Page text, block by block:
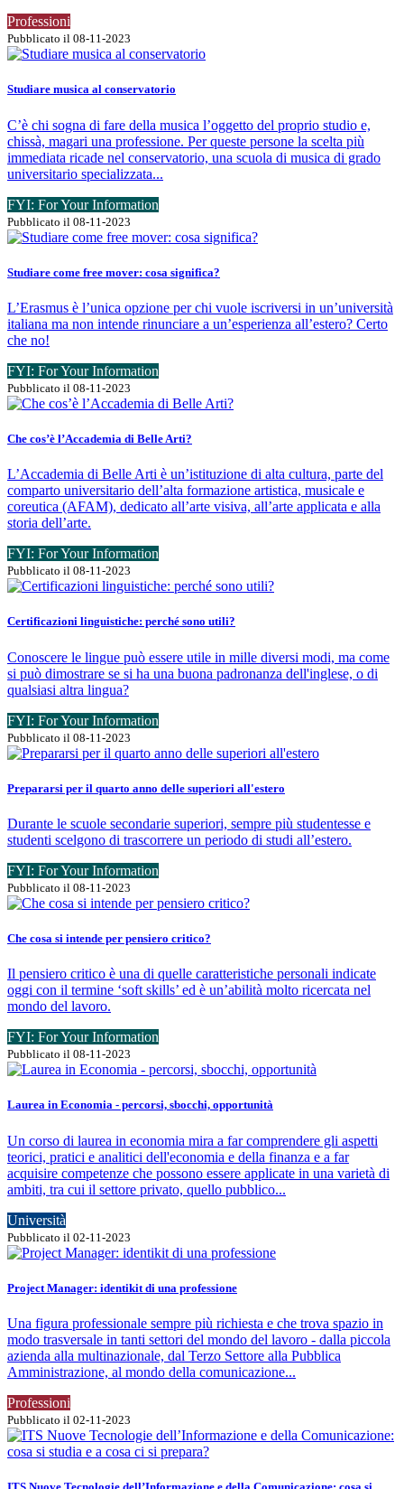
Professioni
Pubblicato il 08-11-2023
Studiare musica al conservatorio
C’è chi sogna di fare della musica l’oggetto del proprio studio e,
chissà, magari una professione. Per queste persone la scelta più
immediata ricade nel conservatorio, una scuola di musica di grado
universitario specializzata...
FYI: For Your Information
Pubblicato il 08-11-2023
Studiare come free mover: cosa significa?
L’Erasmus è l’unica opzione per chi vuole iscriversi in un’università
italiana ma non intende rinunciare a un’esperienza all’estero? Certo
che no!
FYI: For Your Information
Pubblicato il 08-11-2023
Che cos’è l’Accademia di Belle Arti?
L’Accademia di Belle Arti è un’istituzione di alta cultura, parte del
comparto universitario dell’alta formazione artistica, musicale e
coreutica (AFAM), dedicato all’arte visiva, all’arte applicata e alla
storia dell’arte.
FYI: For Your Information
Pubblicato il 08-11-2023
Certificazioni linguistiche: perché sono utili?
Conoscere le lingue può essere utile in mille diversi modi, ma come
si può dimostrare se si ha una buona padronanza dell'inglese, o di
qualsiasi altra lingua?
FYI: For Your Information
Pubblicato il 08-11-2023
Prepararsi per il quarto anno delle superiori all'estero
Durante le scuole secondarie superiori, sempre più studentesse e
studenti scelgono di trascorrere un periodo di studi all’estero.
FYI: For Your Information
Pubblicato il 08-11-2023
Che cosa si intende per pensiero critico?
Il pensiero critico è una di quelle caratteristiche personali indicate
oggi con il termine ‘soft skills’ ed è un’abilità molto ricercata nel
mondo del lavoro.
FYI: For Your Information
Pubblicato il 08-11-2023
Laurea in Economia - percorsi, sbocchi, opportunità
Un corso di laurea in economia mira a far comprendere gli aspetti
teorici, pratici e analitici dell'economia e della finanza e a far
acquisire competenze che possono essere applicate in una varietà di
ambiti, tra cui il settore privato, quello pubblico...
Università
Pubblicato il 02-11-2023
Project Manager: identikit di una professione
Una figura professionale sempre più richiesta e che trova spazio in
modo trasversale in tanti settori del mondo del lavoro - dalla piccola
azienda alla multinazionale, dal Terzo Settore alla Pubblica
Amministrazione, al mondo della comunicazione...
Professioni
Pubblicato il 02-11-2023